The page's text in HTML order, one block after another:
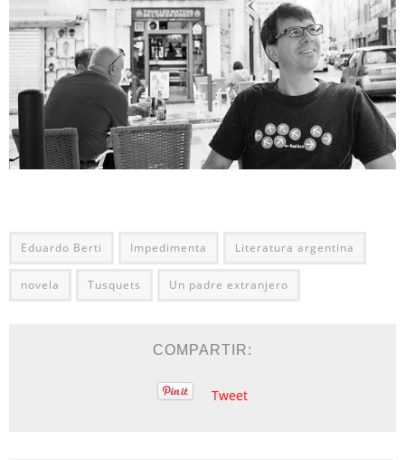
Eduardo Berti Impedimenta Literatura argentina
novela Tusquets Un padre extranjero
COMPARTIR:
Tweet